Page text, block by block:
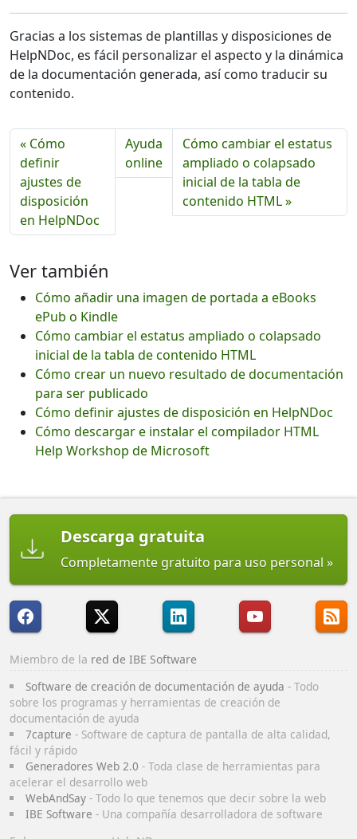
Gracias a los sistemas de plantillas y disposiciones de
HelpNDoc, es fácil personalizar el aspecto y la dinámica
de la documentación generada, así como traducir su
contenido.
« Cómo
definir
ajustes de
disposición
en HelpNDoc
Ayuda
online
Cómo cambiar el estatus
ampliado o colapsado
inicial de la tabla de
contenido HTML »
Ver también
Cómo añadir una imagen de portada a eBooks
ePub o Kindle
Cómo cambiar el estatus ampliado o colapsado
inicial de la tabla de contenido HTML
Cómo crear un nuevo resultado de documentación
para ser publicado
Cómo definir ajustes de disposición en HelpNDoc
Cómo descargar e instalar el compilador HTML
Help Workshop de Microsoft
Descarga gratuita
Completamente gratuito para uso personal
Miembro de la red de IBE Software
Software de creación de documentación de ayuda - Todo
sobre los programas y herramientas de creación de
documentación de ayuda
7capture - Software de captura de pantalla de alta calidad,
fácil y rápido
Generadores Web 2.0 - Toda clase de herramientas para
acelerar el desarrollo web
WebAndSay- Todo lo que tenemos que decir sobre la web
IBE Software - Una compañía desarrolladora de software